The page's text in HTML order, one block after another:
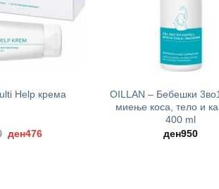
Help кремa
Original
price
ден476Current
OILLAN – Бебешки
миење коса, тело и
400 ml
ден950